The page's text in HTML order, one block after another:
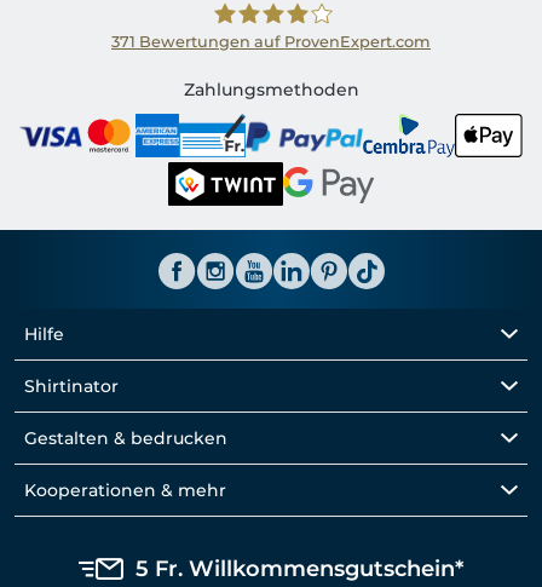
Shirtinator CH
371 Bewertungen auf ProvenExpert.com
Zahlungsmethoden
Hilfe
Shirtinator
Gestalten & bedrucken
Kooperationen & mehr
5 Fr. Willkommensgutschein*